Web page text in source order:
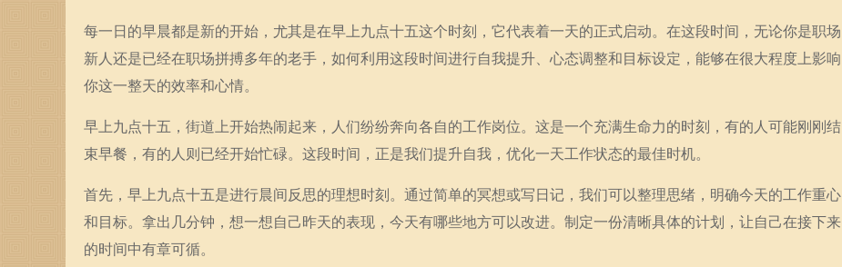
每一日的早晨都是新的开始，尤其是在早上九点十五这个时刻，它代表着一天的正式启动。在这段时间，无论你是职场
新人还是已经在职场拼搏多年的老手，如何利用这段时间进行自我提升、心态调整和目标设定，能够在很大程度上影响
你这一整天的效率和心情。
早上九点十五，街道上开始热闹起来，人们纷纷奔向各自的工作岗位。这是一个充满生命力的时刻，有的人可能刚刚结
束早餐，有的人则已经开始忙碌。这段时间，正是我们提升自我，优化一天工作状态的最佳时机。
首先，早上九点十五是进行晨间反思的理想时刻。通过简单的冥想或写日记，我们可以整理思绪，明确今天的工作重心
和目标。拿出几分钟，想一想自己昨天的表现，今天有哪些地方可以改进。制定一份清晰具体的计划，让自己在接下来
的时间中有章可循。